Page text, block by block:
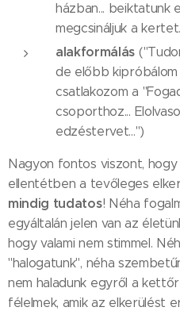
házban... beiktatunk
megcsináljuk a
alakformálás
de előbb
csatlakozom a
csoporthoz...
edzéstervet...")
Nagyon fontos viszont,
ellentétben a tevőleges
mindig tudatos! Néha
egyáltalán jelen van az
hogy valami nem stimmel.
"halogatunk", néha
nem haladunk egyről a
félelmek, amik az elkerülést